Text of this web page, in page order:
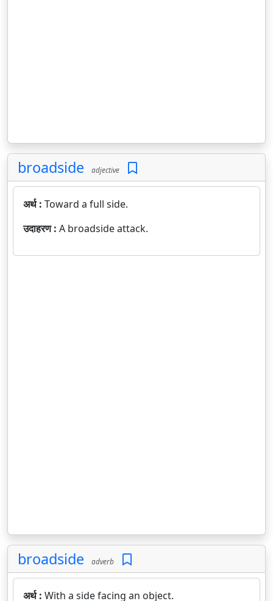
broadside adjective
अर्थ : Toward a full side.
उदाहरण : A broadside attack.
broadside adverb
अर्थ : With a side facing an object.